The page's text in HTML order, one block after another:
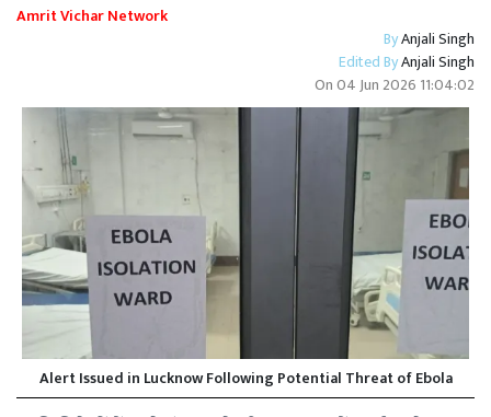
Amrit Vichar Network
ByAnjali Singh
Edited ByAnjali Singh
On04 Jun 2026 11:04:02
Alert Issued in Lucknow Following Potential Threat of Ebola